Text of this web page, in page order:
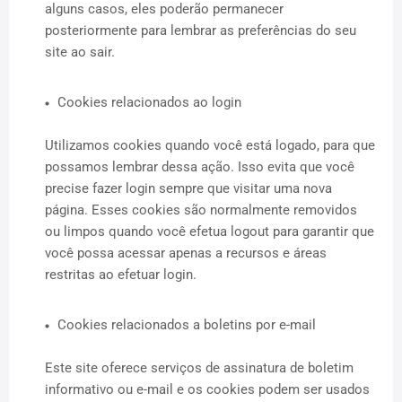
alguns casos, eles poderão permanecer
posteriormente para lembrar as preferências do seu
site ao sair.
Cookies relacionados ao login
Utilizamos cookies quando você está logado, para que
possamos lembrar dessa ação. Isso evita que você
precise fazer login sempre que visitar uma nova
página. Esses cookies são normalmente removidos
ou limpos quando você efetua logout para garantir que
você possa acessar apenas a recursos e áreas
restritas ao efetuar login.
Cookies relacionados a boletins por e-mail
Este site oferece serviços de assinatura de boletim
informativo ou e-mail e os cookies podem ser usados ​​